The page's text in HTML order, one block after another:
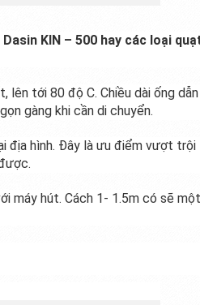
KIN – 500 hay các loại
tới 80 độ C. Chiều dài ống dẫn
gàng khi cần di chuyển.
địa hình. Đây là ưu điểm vượt trội
máy hút. Cách 1- 1.5m có sẽ một